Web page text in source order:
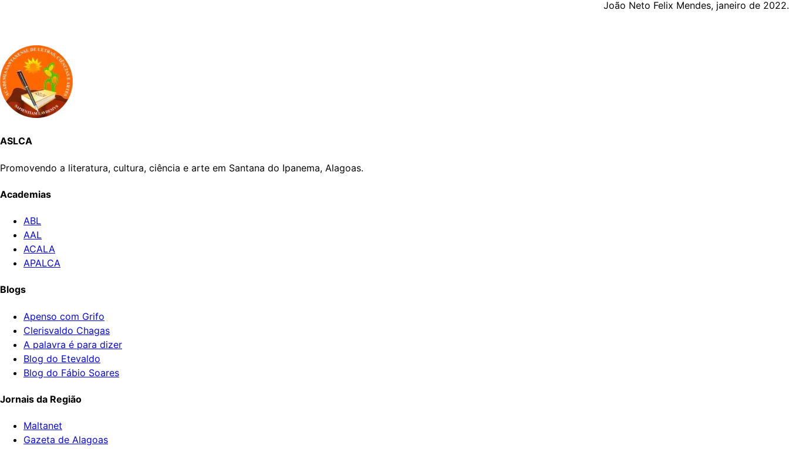
João Neto Felix Mendes, janeiro de 2022.
ASLCA
Promovendo a literatura, cultura, ciência e arte em Santana do Ipanema, Alagoas.
Academias
ABL
AAL
ACALA
APALCA
Blogs
Apenso com Grifo
Clerisvaldo Chagas
A palavra é para dizer
Blog do Etevaldo
Blog do Fábio Soares
Jornais da Região
Maltanet
Gazeta de Alagoas